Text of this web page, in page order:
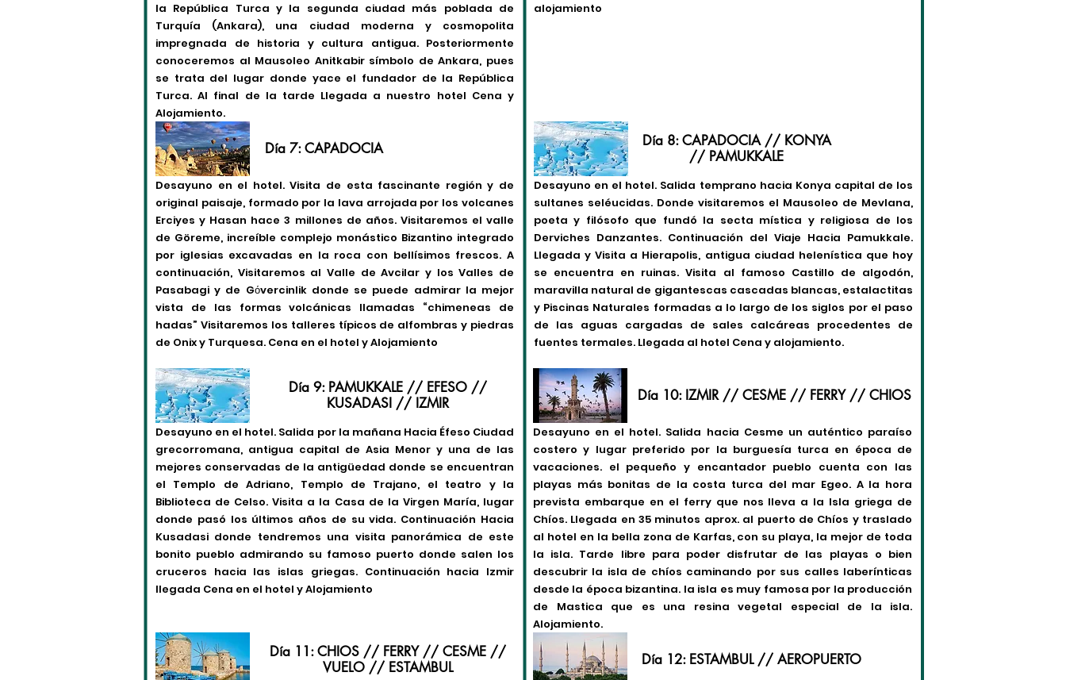
la República Turca y la segunda ciudad más poblada de
Turquía (Ankara), una ciudad moderna y cosmopolita
impregnada de historia y cultura antigua. Posteriormente
conoceremos al Mausoleo Anitkabir símbolo de Ankara, pues
se trata del lugar donde yace el fundador de la República
Turca. Al final de la tarde Llegada a nuestro hotel Cena y
Alojamiento.
alojamiento
Día 7: CAPADOCIA
Día 8: CAPADOCIA // KONYA
// PAMUKKALE
Desayuno en el hotel. Visita de esta fascinante región y de
original paisaje, formado por la lava arrojada por los volcanes
Erciyes y Hasan hace 3 millones de años. Visitaremos el valle
de Göreme, increíble complejo monástico Bizantino integrado
por iglesias excavadas en la roca con bellísimos frescos. A
continuación, Visitaremos al Valle de Avcilar y los Valles de
Pasabagi y de Gόvercinlik donde se puede admirar la mejor
vista de las formas volcánicas llamadas “chimeneas de
hadas” Visitaremos los talleres típicos de alfombras y piedras
de Onix y Turquesa. Cena en el hotel y Alojamiento
Desayuno en el hotel. Salida temprano hacia Konya capital de los
sultanes seléucidas. Donde visitaremos el Mausoleo de Mevlana,
poeta y filósofo que fundó la secta mística y religiosa de los
Derviches Danzantes. Continuación del Viaje Hacia Pamukkale.
Llegada y Visita a Hierapolis, antigua ciudad helenística que hoy
se encuentra en ruinas. Visita al famoso Castillo de algodón,
maravilla natural de gigantescas cascadas blancas, estalactitas
y Piscinas Naturales formadas a lo largo de los siglos por el paso
de las aguas cargadas de sales calcáreas procedentes de
fuentes termales. Llegada al hotel Cena y alojamiento.
Día 9: PAMUKKALE // EFESO //
KUSADASI // IZMIR
Día 10: IZMIR // CESME // FERRY // CHIOS
Desayuno en el hotel. Salida por la mañana Hacia Éfeso Ciudad
grecorromana, antigua capital de Asia Menor y una de las
mejores conservadas de la antigüedad donde se encuentran
el Templo de Adriano, Templo de Trajano, el teatro y la
Biblioteca de Celso. Visita a la Casa de la Virgen María, lugar
donde pasó los últimos años de su vida. Continuación Hacia
Kusadasi donde tendremos una visita panorámica de este
bonito pueblo admirando su famoso puerto donde salen los
cruceros hacia las islas griegas. Continuación hacia Izmir
llegada Cena en el hotel y Alojamiento
Desayuno en el hotel. Salida hacia Cesme un auténtico paraíso
costero y lugar preferido por la burguesía turca en época de
vacaciones. el pequeño y encantador pueblo cuenta con las
playas más bonitas de la costa turca del mar Egeo. A la hora
prevista embarque en el ferry que nos lleva a la Isla griega de
Chíos. Llegada en 35 minutos aprox. al puerto de Chíos y traslado
al hotel en la bella zona de Karfas, con su playa, la mejor de toda
la isla. Tarde libre para poder disfrutar de las playas o bien
descubrir la isla de chíos caminando por sus calles laberínticas
desde la época bizantina. la isla es muy famosa por la producción
de Mastica que es una resina vegetal especial de la isla.
Alojamiento.
Día 11: CHIOS // FERRY // CESME //
VUELO // ESTAMBUL
Día 12: ESTAMBUL // AEROPUERTO